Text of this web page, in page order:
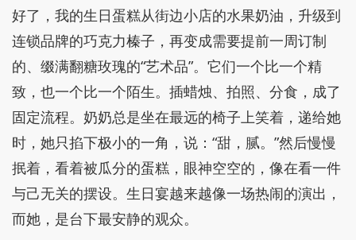
好了，我的生日蛋糕从街边小店的水果奶油，升级到
连锁品牌的巧克力榛子，再变成需要提前一周订制
的、缀满翻糖玫瑰的“艺术品”。它们一个比一个精
致，也一个比一个陌生。插蜡烛、拍照、分食，成了
固定流程。奶奶总是坐在最远的椅子上笑着，递给她
时，她只掐下极小的一角，说：“甜，腻。”然后慢慢
抿着，看着被瓜分的蛋糕，眼神空空的，像在看一件
与己无关的摆设。生日宴越来越像一场热闹的演出，
而她，是台下最安静的观众。